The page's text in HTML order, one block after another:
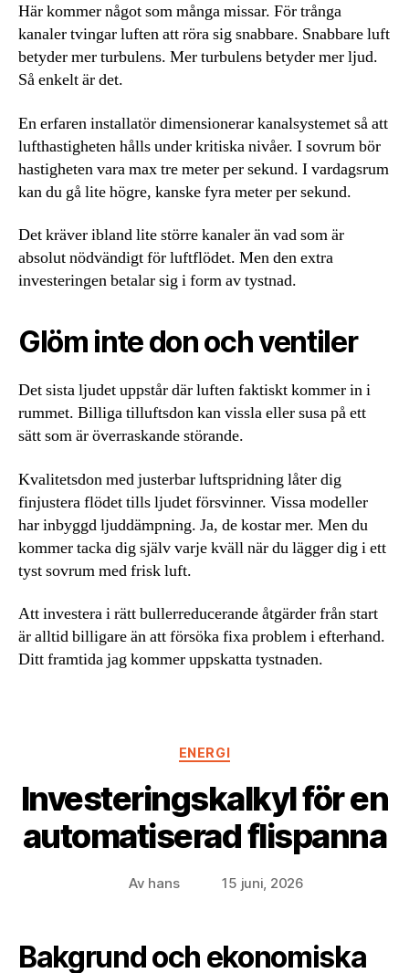
Här kommer något som många missar. För trånga
kanaler tvingar luften att röra sig snabbare. Snabbare luft
betyder mer turbulens. Mer turbulens betyder mer ljud.
Så enkelt är det.
En erfaren installatör dimensionerar kanalsystemet så att
lufthastigheten hålls under kritiska nivåer. I sovrum bör
hastigheten vara max tre meter per sekund. I vardagsrum
kan du gå lite högre, kanske fyra meter per sekund.
Det kräver ibland lite större kanaler än vad som är
absolut nödvändigt för luftflödet. Men den extra
investeringen betalar sig i form av tystnad.
Glöm inte don och ventiler
Det sista ljudet uppstår där luften faktiskt kommer in i
rummet. Billiga tilluftsdon kan vissla eller susa på ett
sätt som är överraskande störande.
Kvalitetsdon med justerbar luftspridning låter dig
finjustera flödet tills ljudet försvinner. Vissa modeller
har inbyggd ljuddämpning. Ja, de kostar mer. Men du
kommer tacka dig själv varje kväll när du lägger dig i ett
tyst sovrum med frisk luft.
Att investera i rätt bullerreducerande åtgärder från start
är alltid billigare än att försöka fixa problem i efterhand.
Ditt framtida jag kommer uppskatta tystnaden.
Kategorier
ENERGI
Investeringskalkyl för en
automatiserad flispanna
Inläggsförfattare
Av hans Inläggsdatum
15 juni, 2026
Bakgrund och ekonomiska